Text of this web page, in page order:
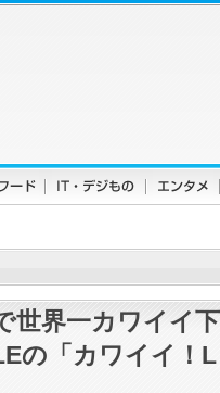
世界一カワイイ下
の「カワイイ！L